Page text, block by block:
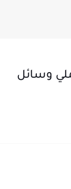
وسائل